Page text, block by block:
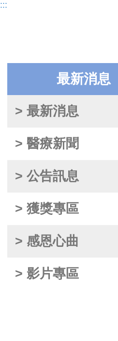
:::
最新消息
> 最新消息
> 醫療新聞
> 公告訊息
> 獲獎專區
> 感恩心曲
> 影片專區